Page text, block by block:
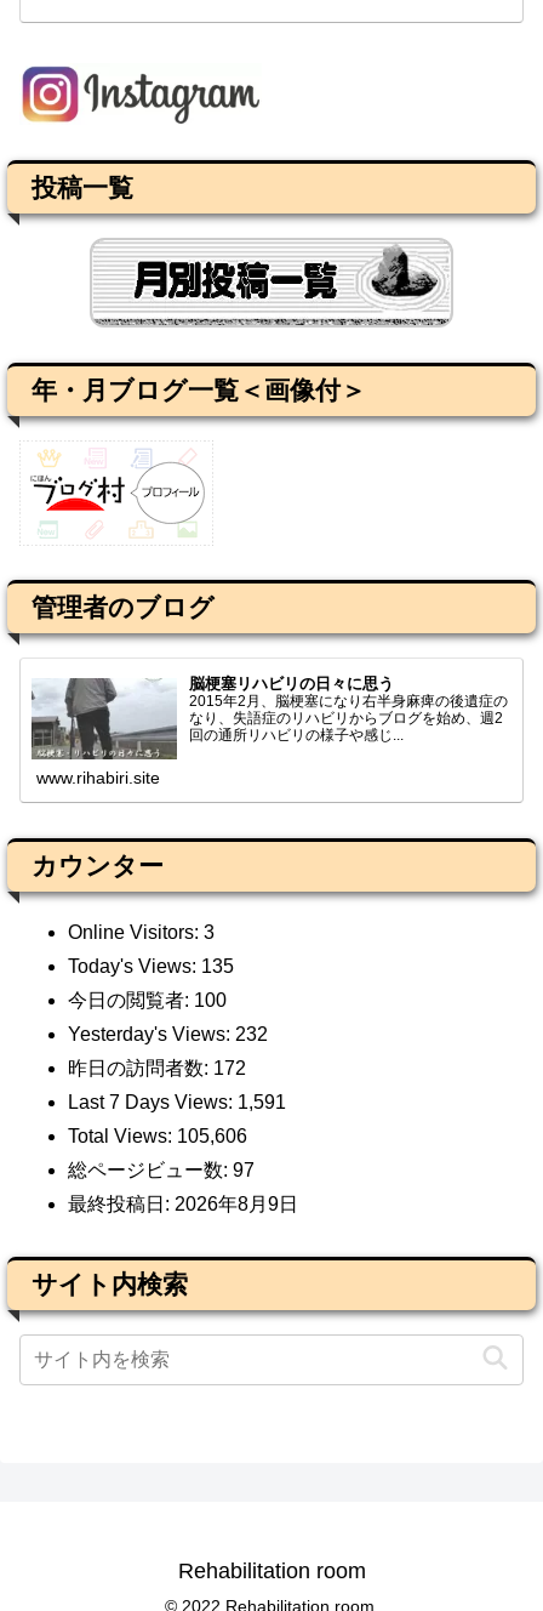
投稿一覧
年・月ブログ一覧＜画像付＞
管理者のブログ
脳梗塞リハビリの日々に思う
2015年2月、脳梗塞になり右半身麻痺の後遺症の
なり、失語症のリハビリからブログを始め、週2
回の通所リハビリの様子や感じ...
www.rihabiri.site
カウンター
Online Visitors: 3
Today's Views: 135
今日の閲覧者: 100
Yesterday's Views: 232
昨日の訪問者数: 172
Last 7 Days Views: 1,591
Total Views: 105,606
総ページビュー数: 97
最終投稿日: 2026年8月9日
サイト内検索
Rehabilitation room
© 2022 Rehabilitation room.